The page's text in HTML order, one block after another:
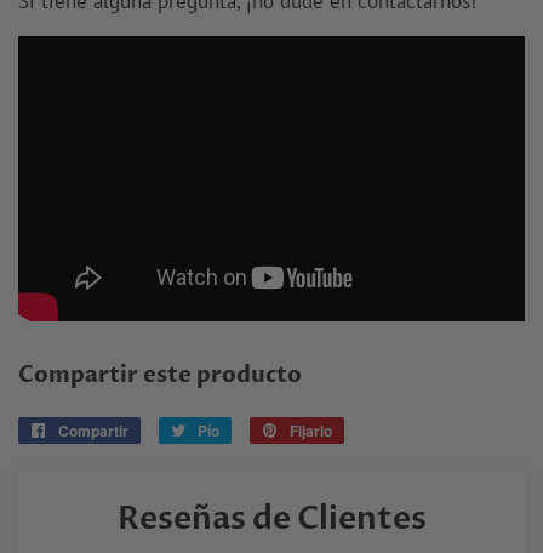
Compartir este producto
Compartir
CompartirPío
Tuitear
Fijarlo
Reseñas de Clientes